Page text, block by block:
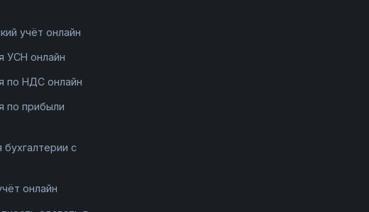
учёт онлайн
УСН онлайн
по НДС онлайн
по прибыли
бухгалтерии с
онлайн